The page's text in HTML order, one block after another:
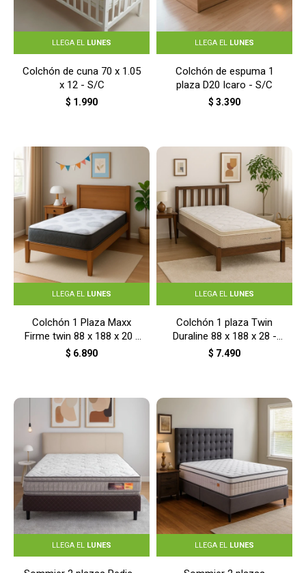
LLEGA EL LUNES
Colchón de cuna 70 x 1.05
x 12 - S/C
$ 1.990
LLEGA EL LUNES
Colchón de espuma 1
plaza D20 Icaro - S/C
$ 3.390
LLEGA EL LUNES
Colchón 1 Plaza Maxx
Firme twin 88 x 188 x 20 -
S/C
$ 6.890
LLEGA EL LUNES
Colchón 1 plaza Twin
Duraline 88 x 188 x 28 -
S/C
$ 7.490
LLEGA EL LUNES LLEGA EL LUNES